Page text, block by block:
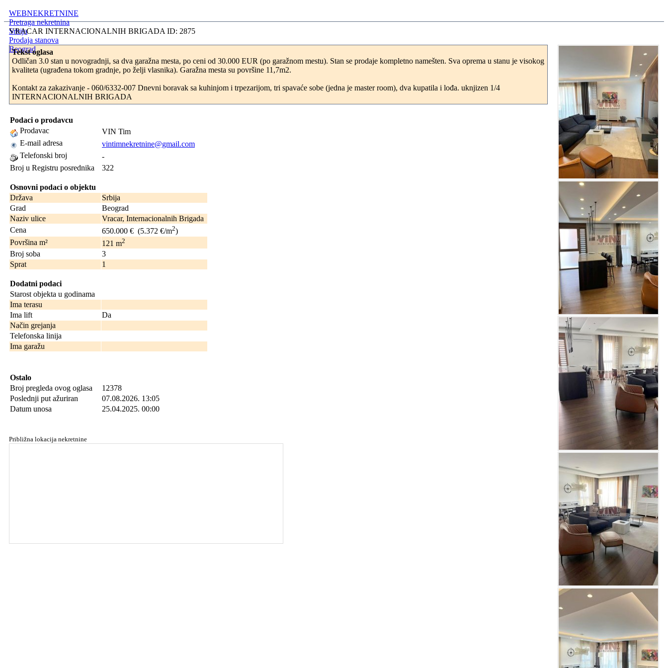
WEBNEKRETNINE
Pretraga nekretnina
Srbija
Prodaja stanova
Beograd
VRACAR INTERNACIONALNIH BRIGADA ID: 2875
Tekst oglasa
Odličan 3.0 stan u novogradnji, sa dva garažna mesta, po ceni od 30.000 EUR (po garažnom mestu). Stan se prodaje kompletno namešten. Sva oprema u stanu je visokog
kvaliteta (ugrađena tokom gradnje, po želji vlasnika). Garažna mesta su površine 11,7m2.
Kontakt za zakazivanje - 060/6332-007 Dnevni boravak sa kuhinjom i trpezarijom, tri spavaće sobe (jedna je master room), dva kupatila i lođa. uknjizen 1/4
INTERNACIONALNIH BRIGADA
Podaci o prodavcu
Prodavac
VIN Tim
E-mail adresa
vintimnekretnine@gmail.com
Telefonski broj
-
Broj u Registru posrednika
322
Osnovni podaci o objektu
Država
Srbija
Grad
Beograd
Naziv ulice
Vracar, Internacionalnih Brigada
Cena
650.000 € (5.372 €/m2)
Površina m²
121 m2
Broj soba
3
Sprat
1
Dodatni podaci
Starost objekta u godinama
Ima terasu
Ima lift
Da
Način grejanja
Telefonska linija
Ima garažu
Ostalo
Broj pregleda ovog oglasa
12378
Poslednji put ažuriran
07.08.2026. 13:05
Datum unosa
25.04.2025. 00:00
Približna lokacija nekretnine